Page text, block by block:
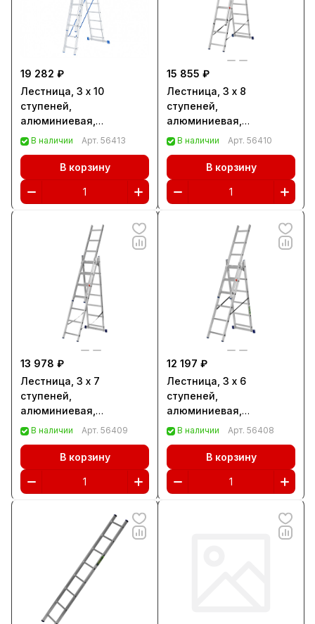
19 282 ₽
Лестница, 3 х 10
ступеней,
алюминиевая,
трехсекционная,
В наличии Арт. 56413
В корзину
15 855 ₽
Лестница, 3 х 8
ступеней,
алюминиевая,
трехсекционная,
В наличии Арт. 56410
В корзину
13 978 ₽
Лестница, 3 х 7
ступеней,
алюминиевая,
трехсекционная,
В наличии Арт. 56409
В корзину
12 197 ₽
Лестница, 3 х 6
ступеней,
алюминиевая,
трехсекционная,
В наличии Арт. 56408
В корзину